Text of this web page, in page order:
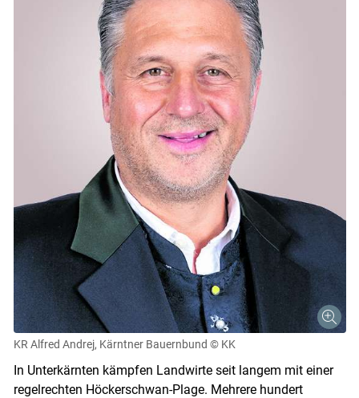
Skip to main content
KR Alfred Andrej, Kärntner Bauernbund © KK
In Unterkärnten kämpfen Landwirte seit langem mit einer
regelrechten Höckerschwan-Plage. Mehrere hundert